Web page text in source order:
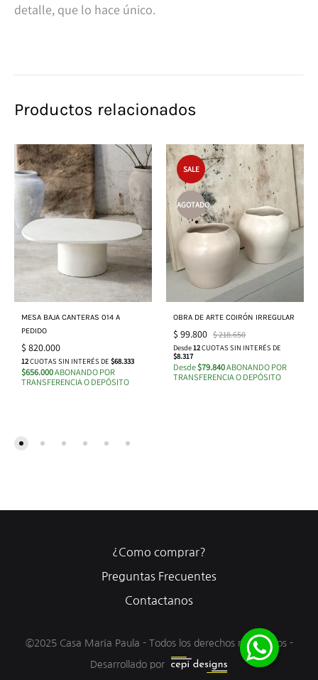
detalle, que lo hace único.
Productos relacionados
MESA BAJA CANTERAS 014 A
PEDIDO
$ 820.000
12CUOTAS SIN INTERÉS DE $68.333
$656.000ABONANDO POR
TRANSFERENCIA O DEPÓSITO
SALE
AGOTADO
OBRA DE ARTE COIRÓN IRREGULAR
$ 99.800 $218.650
Desde12CUOTAS SIN INTERÉS DE
$8.317
Desde$79.840ABONANDO POR
TRANSFERENCIA O DEPÓSITO
©2025 Casa María Paula - Todos los derechos reservados -
Desarrollado por
¿Como comprar?
Preguntas Frecuentes
Contactanos